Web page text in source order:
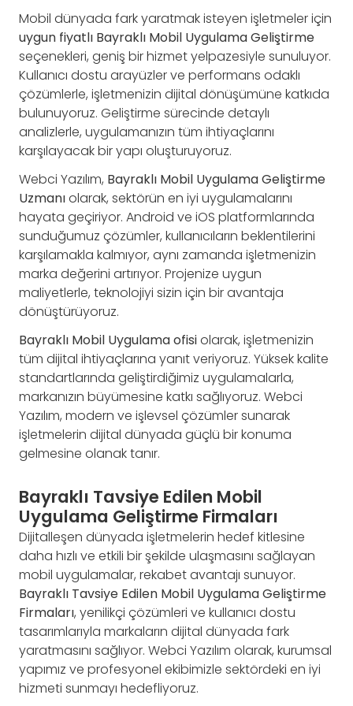
Mobil dünyada fark yaratmak isteyen işletmeler için
uygun fiyatlı Bayraklı Mobil Uygulama Geliştirme
seçenekleri, geniş bir hizmet yelpazesiyle sunuluyor.
Kullanıcı dostu arayüzler ve performans odaklı
çözümlerle, işletmenizin dijital dönüşümüne katkıda
bulunuyoruz. Geliştirme sürecinde detaylı
analizlerle, uygulamanızın tüm ihtiyaçlarını
karşılayacak bir yapı oluşturuyoruz.
Webci Yazılım, Bayraklı Mobil Uygulama Geliştirme
Uzmanıolarak, sektörün en iyi uygulamalarını
hayata geçiriyor. Android ve iOS platformlarında
sunduğumuz çözümler, kullanıcıların beklentilerini
karşılamakla kalmıyor, aynı zamanda işletmenizin
marka değerini artırıyor. Projenize uygun
maliyetlerle, teknolojiyi sizin için bir avantaja
dönüştürüyoruz.
Bayraklı Mobil Uygulama ofisiolarak, işletmenizin
tüm dijital ihtiyaçlarına yanıt veriyoruz. Yüksek kalite
standartlarında geliştirdiğimiz uygulamalarla,
markanızın büyümesine katkı sağlıyoruz. Webci
Yazılım, modern ve işlevsel çözümler sunarak
işletmelerin dijital dünyada güçlü bir konuma
gelmesine olanak tanır.
Bayraklı Tavsiye Edilen Mobil
Uygulama Geliştirme Firmaları
Dijitalleşen dünyada işletmelerin hedef kitlesine
daha hızlı ve etkili bir şekilde ulaşmasını sağlayan
mobil uygulamalar, rekabet avantajı sunuyor.
Bayraklı Tavsiye Edilen Mobil Uygulama Geliştirme
Firmaları, yenilikçi çözümleri ve kullanıcı dostu
tasarımlarıyla markaların dijital dünyada fark
yaratmasını sağlıyor. Webci Yazılım olarak, kurumsal
yapımız ve profesyonel ekibimizle sektördeki en iyi
hizmeti sunmayı hedefliyoruz.